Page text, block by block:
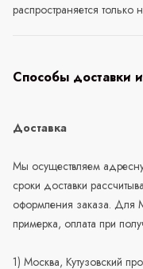
распространяется только
Способы доставки
Доставка
Мы осуществляем
сроки доставки
оформления заказа. Для
примерка, оплата при
1) Москва, Кутузовский